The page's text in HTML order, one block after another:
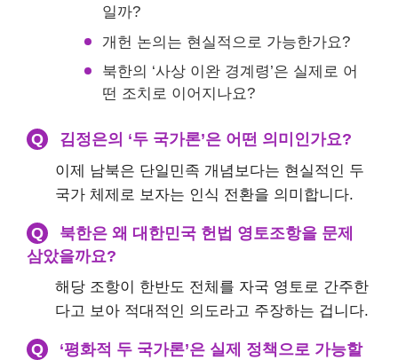
일까?
개헌 논의는 현실적으로 가능한가요?
북한의 ‘사상 이완 경계령’은 실제로 어
떤 조치로 이어지나요?
Q 김정은의 ‘두 국가론’은 어떤 의미인가요?
이제 남북은 단일민족 개념보다는 현실적인 두
국가 체제로 보자는 인식 전환을 의미합니다.
Q
북한은 왜 대한민국 헌법 영토조항을 문제
삼았을까요?
해당 조항이 한반도 전체를 자국 영토로 간주한
다고 보아 적대적인 의도라고 주장하는 겁니다.
Q
‘평화적 두 국가론’은 실제 정책으로 가능할